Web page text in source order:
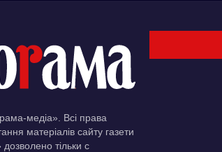
медіа». Всі права
матеріалів сайту газети
тільки c